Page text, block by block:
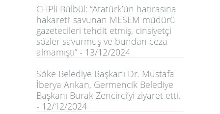
CHPli Bülbül: “Atatürk’ün hatırasına
hakareti’ savunan MESEM müdürü
gazetecileri tehdit etmiş, cinsiyetçi
sözler savurmuş ve bundan ceza
almamıştı” - 13/12/2024
Söke Belediye Başkanı Dr. Mustafa
İberya Arıkan, Germencik Belediye
Başkanı Burak Zencirci’yi ziyaret etti.
- 12/12/2024